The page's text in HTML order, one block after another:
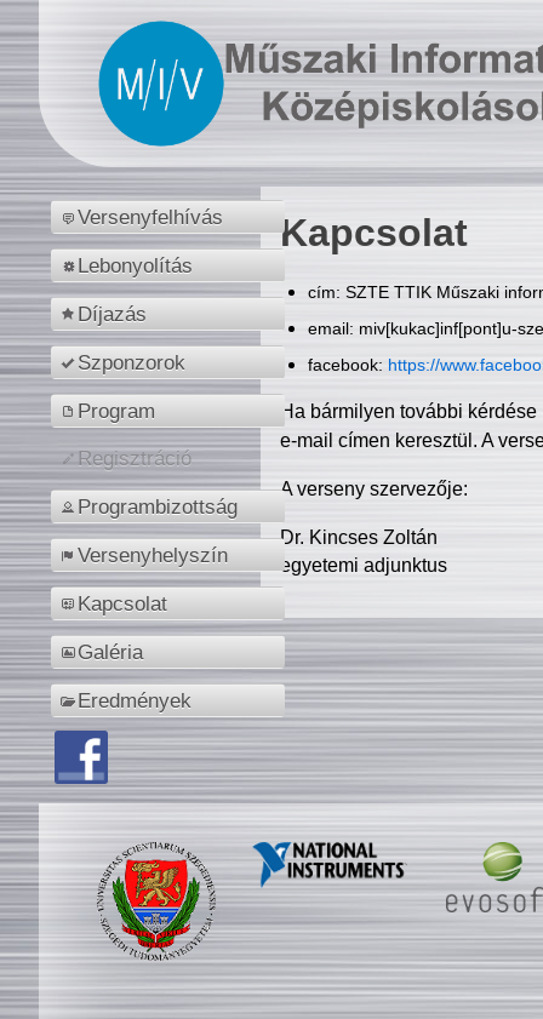
Versenyfelhívás
Lebonyolítás
Díjazás
Szponzorok
Program
Regisztráció
Programbizottság
Versenyhelyszín
Kapcsolat
Galéria
Eredmények
Kapcsolat
cím: SZTE TTIK Műszaki
email: miv[kukac]inf[pont]u-
facebook: https://
Ha bármilyen további
e-mail címen keresztül. A
A verseny szervezője:
Dr. Kincses Zoltán
egyetemi adjunktus